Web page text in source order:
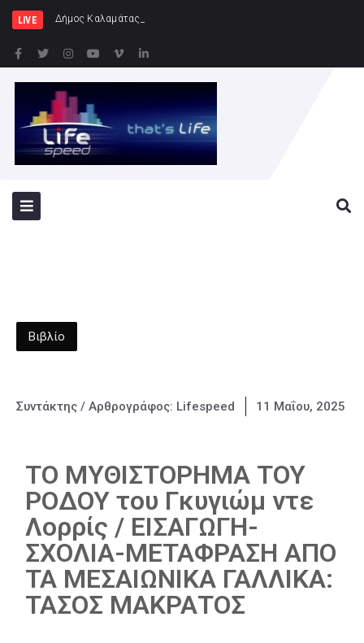
LIVE Δήμος Καλαμάτας : Ολοκληρώνεται η ανάπλ
Βιβλίο
Συντάκτης / Αρθρογράφος: Lifespeed 11 Μαΐου, 2025
ΤΟ ΜΥΘΙΣΤΟΡΗΜΑ ΤΟΥ
ΡΟΔΟΥ του Γκυγιώμ ντε
Λορρίς / ΕΙΣΑΓΩΓΗ-
ΣΧΟΛΙΑ-ΜΕΤΑΦΡΑΣΗ ΑΠΟ
ΤΑ ΜΕΣΑΙΩΝΙΚΑ ΓΑΛΛΙΚΑ:
ΤΑΣΟΣ ΜΑΚΡΑΤΟΣ